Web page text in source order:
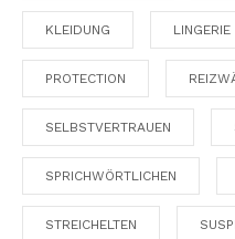
KLEIDUNG LINGERIE
PROTECTION
SELBSTVERTRAUEN
SPRICHWÖRTLICHEN
STREICHELTEN